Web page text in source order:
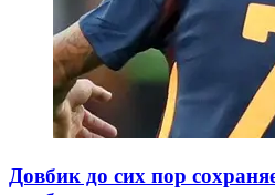
Довбик до сих пор